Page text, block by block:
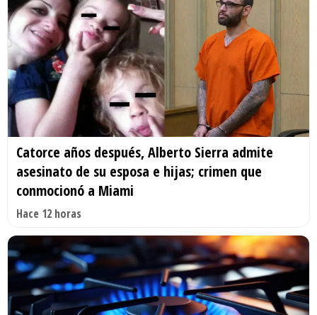
Catorce años después, Alberto Sierra admite
asesinato de su esposa e hijas; crimen que
conmocionó a Miami
Hace 12 horas